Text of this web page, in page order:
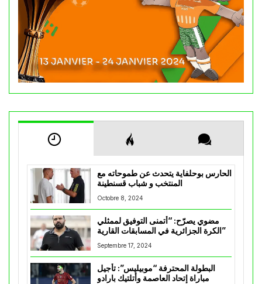
الحارس بوحلفاية يتحدث عن طموحاته مع
المنتخب و شباب قسنطينة
Octobre 8, 2024
مضوي يصرّح: “أتمنى التوفيق لممثلي
الكرة الجزائرية في المسابقات القارية”
Septembre 17, 2024
البطولة المحترفة “موبيليس”: تأجيل
مباراة إتحاد العاصمة وأتلتيك بارادو